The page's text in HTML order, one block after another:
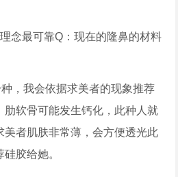
念最可靠Q：现在的隆鼻的材料
，我会依据求美者的现象推荐
肋软骨可能发生钙化，此种人就
美者肌肤非常薄，会方便透光此
胶给她。